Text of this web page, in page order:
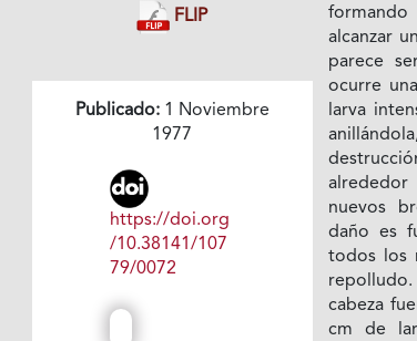
FLIP
Publicado:1 Noviembre
1977
https://doi.org
/10.38141/107
79/0072
formando
alcanzar
parece
ocurre
larva
nuevos
daño es
todos los
cabeza
cm de